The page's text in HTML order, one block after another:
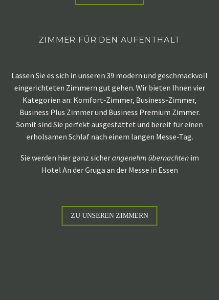
ZIMMER FÜR DEN AUFENTHALT
Lassen Sie es sich in unseren 39 modern und geschmackvoll
eingerichteten Zimmern gut gehen. Wir bieten Ihnen vier
Kategorien an: Komfort-Zimmer, Business-Zimmer,
Business Plus Zimmer und Business Premium Zimmer.
Somit sind Sie perfekt ausgestattet und bereit für einen
erholsamen Schlaf nach einem langen Messe-Tag.
Sie werden hier ganz sicherangenehm übernachten im
Hotel An der Gruga an der Messe in Essen
ZU UNSEREN ZIMMERN